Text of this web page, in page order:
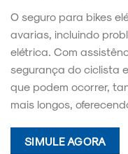
O seguro para bikes
avarias, incluindo
elétrica. Com
segurança do ciclista
que podem ocorrer,
mais longos,
SIMULE AGORA